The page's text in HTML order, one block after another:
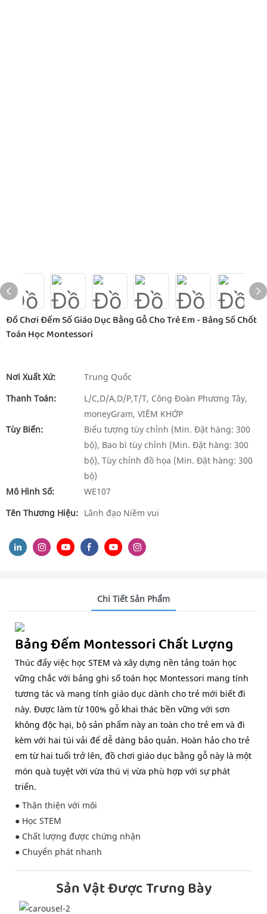
Đồ Chơi Đếm Số Giáo Dục Bằng Gỗ Cho Trẻ Em - Bảng Số Chốt
Toán Học Montessori
Nơi Xuất Xứ:
Trung Quốc
Thanh Toán:
L/C,D/A,D/P,T/T, Công Đoàn Phương Tây,
moneyGram, VIÊM KHỚP
Tùy Biến:
Biểu tượng tùy chỉnh (Min. Đặt hàng: 300
bộ), Bao bì tùy chỉnh (Min. Đặt hàng: 300
bộ), Tùy chỉnh đồ họa (Min. Đặt hàng: 300
bộ)
Mô Hình Số:
WE107
Tên Thương Hiệu: Lãnh đạo Niềm vui
Chi Tiết Sản Phẩm
Bảng Đếm Montessori Chất Lượng
Thúc đẩy việc học STEM và xây dựng nền tảng toán học
vững chắc với bảng ghi số toán học Montessori mang tính
tương tác và mang tính giáo dục dành cho trẻ mới biết đi
này. Được làm từ 100% gỗ khai thác bền vững với sơn
không độc hại, bộ sản phẩm này an toàn cho trẻ em và đi
kèm với hai túi vải để dễ dàng bảo quản. Hoàn hảo cho trẻ
em từ hai tuổi trở lên, đồ chơi giáo dục bằng gỗ này là một
món quà tuyệt vời vừa thú vị vừa phù hợp với sự phát
triển.
● Thân thiện với môi
● Học STEM
● Chất lượng được chứng nhận
● Chuyển phát nhanh
Sản Vật Được Trưng Bày